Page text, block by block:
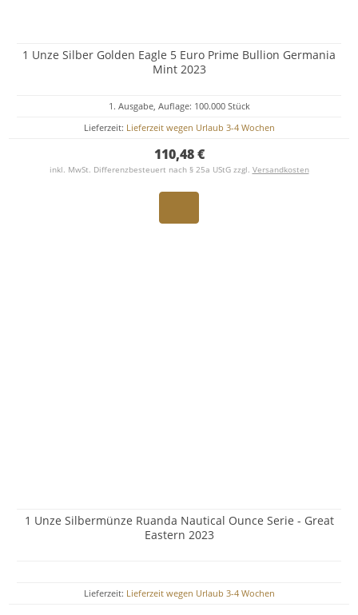
1 Unze Silber Golden Eagle 5 Euro Prime Bullion Germania
Mint 2023
1. Ausgabe, Auflage: 100.000 Stück
Lieferzeit: Lieferzeit wegen Urlaub 3-4 Wochen
110,48 €
inkl. MwSt. Differenzbesteuert nach § 25a UStG zzgl. Versandkosten
1 Unze Silbermünze Ruanda Nautical Ounce Serie - Great
Eastern 2023
Lieferzeit: Lieferzeit wegen Urlaub 3-4 Wochen